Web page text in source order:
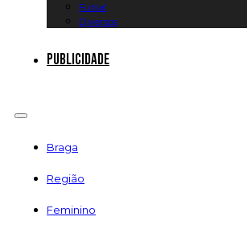
Futsal
Diversos
Publicidade
Braga
Região
Feminino